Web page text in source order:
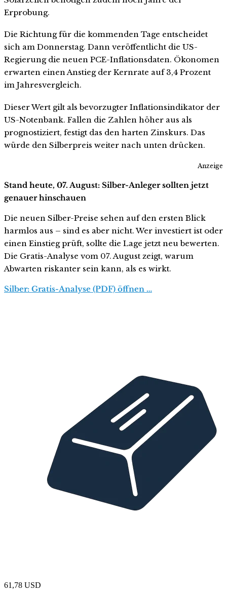
Erprobung.
Die Richtung für die kommenden Tage entscheidet
sich am Donnerstag. Dann veröffentlicht die US-
Regierung die neuen PCE-Inflationsdaten. Ökonomen
erwarten einen Anstieg der Kernrate auf 3,4 Prozent
im Jahresvergleich.
Dieser Wert gilt als bevorzugter Inflationsindikator der
US-Notenbank. Fallen die Zahlen höher aus als
prognostiziert, festigt das den harten Zinskurs. Das
würde den Silberpreis weiter nach unten drücken.
Anzeige
Stand heute, 07. August: Silber-Anleger sollten jetzt
genauer hinschauen
Die neuen Silber-Preise sehen auf den ersten Blick
harmlos aus – sind es aber nicht. Wer investiert ist oder
einen Einstieg prüft, sollte die Lage jetzt neu bewerten.
Die Gratis-Analyse vom 07. August zeigt, warum
Abwarten riskanter sein kann, als es wirkt.
Silber: Gratis-Analyse (PDF) öffnen …
61,78 USD